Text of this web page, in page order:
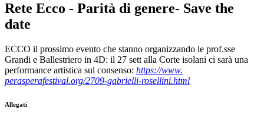
Rete Ecco - Parità di genere- Save the
date
ECCO il prossimo evento che stanno organizzando le prof.sse
Grandi e Ballestriero in 4D: il 27 sett alla Corte isolani ci sarà una
performance artistica sul consenso: https://www.
perasperafestival.org/2709-gabrielli-rosellini.html
Allegati